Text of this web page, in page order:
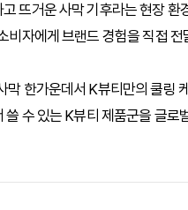
뜨거운 사막 기후라는 현장
비자에게 브랜드 경험을 직접
막 한가운데서 K뷰티만의 쿨링
쓸 수 있는 K뷰티 제품군을 글